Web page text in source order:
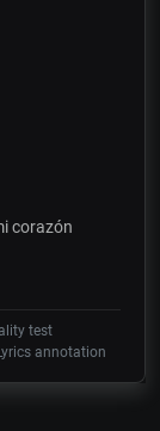
corazón
test
annotation